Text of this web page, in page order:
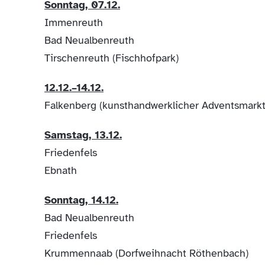
Sonntag, 07.12.
Immenreuth
Bad Neualbenreuth
Tirschenreuth (Fischhofpark)
12.12.–14.12.
Falkenberg (kunsthandwerklicher
Samstag, 13.12.
Friedenfels
Ebnath
Sonntag, 14.12.
Bad Neualbenreuth
Friedenfels
Krummennaab (Dorfweihnacht Röthenbach)